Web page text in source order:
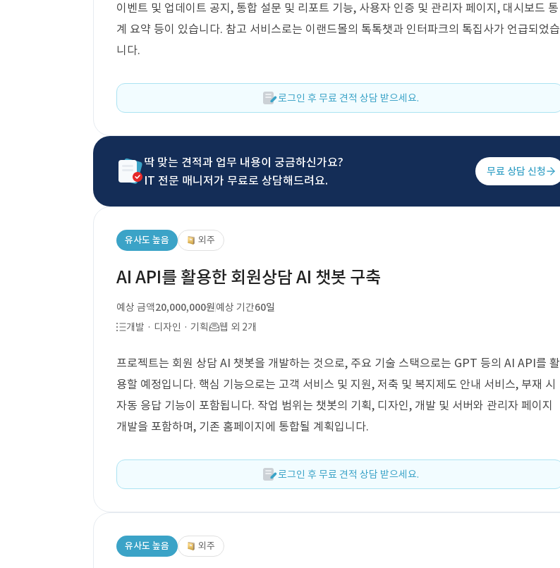
이벤트 및 업데이트 공지, 통합 설문 및 리포트 기능, 사용자 인증 및 관리자 페이지, 대시보드 통
계 요약 등이 있습니다. 참고 서비스로는 이랜드몰의 톡톡챗과 인터파크의 톡집사가 언급되었습
니다.
로그인 후 무료 견적 상담 받으세요.
딱 맞는 견적과 업무 내용이 궁금하신가요?
IT 전문 매니저가 무료로 상담해드려요.
무료 상담 신청
유사도 높음 외주
AI API를 활용한 회원상담 AI 챗봇 구축
예상 금액20,000,000원예상 기간60일
개발 · 디자인 · 기획
웹 외 2개
프로젝트는 회원 상담 AI 챗봇을 개발하는 것으로, 주요 기술 스택으로는 GPT 등의 AI API를 활
용할 예정입니다. 핵심 기능으로는 고객 서비스 및 지원, 저축 및 복지제도 안내 서비스, 부재 시
자동 응답 기능이 포함됩니다. 작업 범위는 챗봇의 기획, 디자인, 개발 및 서버와 관리자 페이지
개발을 포함하며, 기존 홈페이지에 통합될 계획입니다.
로그인 후 무료 견적 상담 받으세요.
유사도 높음 외주